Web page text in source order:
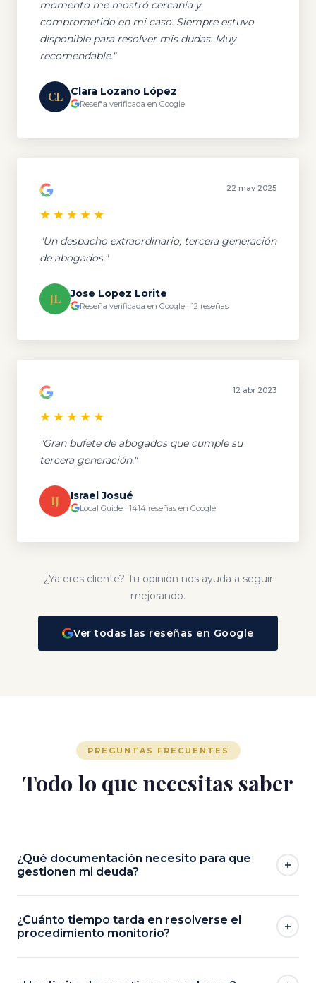
momento me mostró cercanía y
comprometido en mi caso. Siempre estuvo
disponible para resolver mis dudas. Muy
recomendable."
CL Clara Lozano López
Reseña verificada en Google
22 may 2025
★★★★★
"Un despacho extraordinario, tercera generación
de abogados."
JL Jose Lopez Lorite
Reseña verificada en Google · 12 reseñas
12 abr 2023
★★★★★
"Gran bufete de abogados que cumple su
tercera generación."
IJ Israel Josué
Local Guide · 1414 reseñas en Google
¿Ya eres cliente? Tu opinión nos ayuda a seguir
mejorando.
Ver todas las reseñas en Google
PREGUNTAS FRECUENTES
Todo lo que necesitas saber
¿Qué documentación necesito para que
gestionen mi deuda?
¿Cuánto tiempo tarda en resolverse el
procedimiento monitorio?